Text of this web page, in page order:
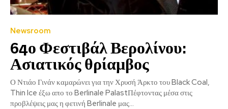
Newsroom
64ο Φεστιβάλ Βερολίνου:
Ασιατικός θρίαμβος
Ο Ντιάο Γινάν καμαρώνει για την Χρυσή Άρκτο του Black Coal,
Thin Ice έξω απο το Berlinale PalastΠέφτοντας μέσα στις
προβλέψεις μας η φετινή Berlinale μας...